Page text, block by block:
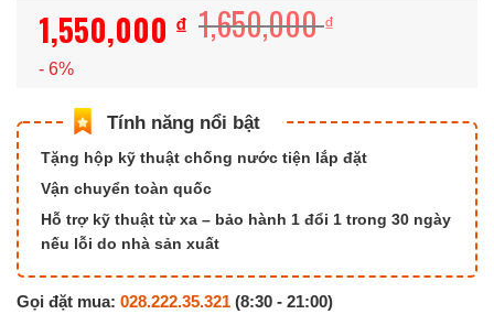
1,650,000₫
1,550,000 ₫
1,550,000 ₫.
- 6%
Tặng hộp kỹ thuật chống nước tiện lắp đặt
Vận chuyển toàn quốc
Hỗ trợ kỹ thuật từ xa – bảo hành 1 đổi 1 trong 30 ngày
nếu lỗi do nhà sản xuất
Gọi đặt mua: 028.222.35.321 (8:30 - 21:00)